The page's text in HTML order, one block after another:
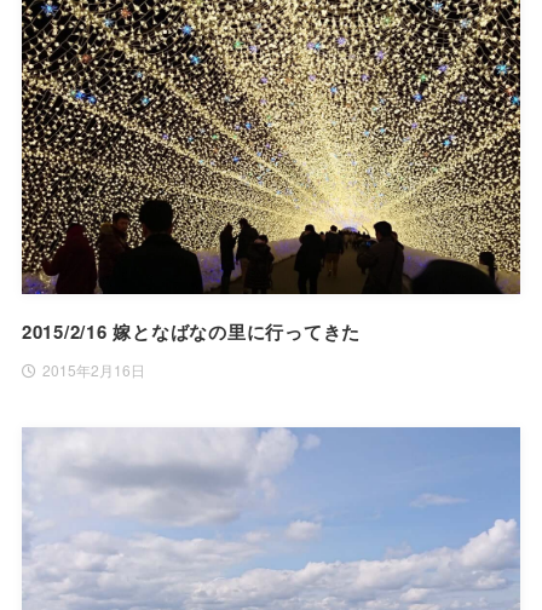
2015/2/16 嫁となばなの里に行ってきた
2015年2月16日